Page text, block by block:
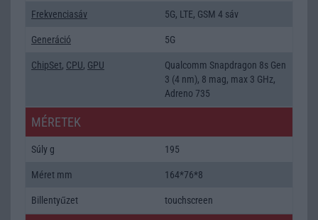
Frekvenciasáv 5G, LTE, GSM 4 sáv
Generáció 5G
ChipSet, CPU, GPU
Qualcomm Snapdragon 8s Gen
3 (4 nm), 8 mag, max 3 GHz,
Adreno 735
MÉRETEK
Súly g 195
Méret mm 164*76*8
Billentyűzet touchscreen